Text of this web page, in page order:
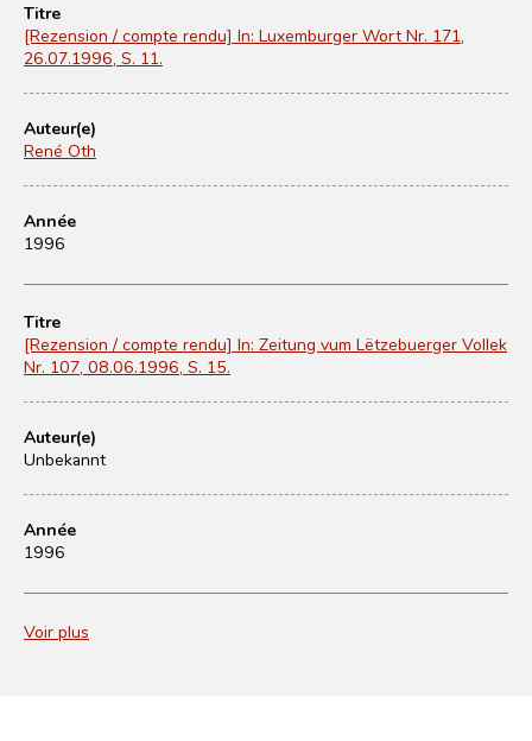
Titre
[Rezension / compte rendu] In: Luxemburger Wort Nr. 171,
26.07.1996, S. 11.
Auteur(e)
René Oth
Année
1996
Titre
[Rezension / compte rendu] In: Zeitung vum Lëtzebuerger Vollek
Nr. 107, 08.06.1996, S. 15.
Auteur(e)
Unbekannt
Année
1996
Voir plus